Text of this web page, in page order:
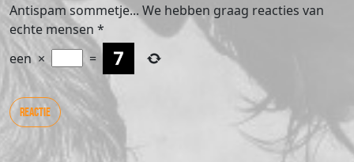
Antispam sommetje... We hebben graag reacties van
echte mensen *
een × =